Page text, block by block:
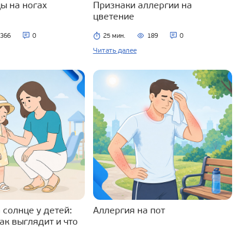
на ногах
366 0
Признаки аллергии на
цветение
25 мин. 189 0
Читать далее
у детей:
выглядит и что
Аллергия на пот